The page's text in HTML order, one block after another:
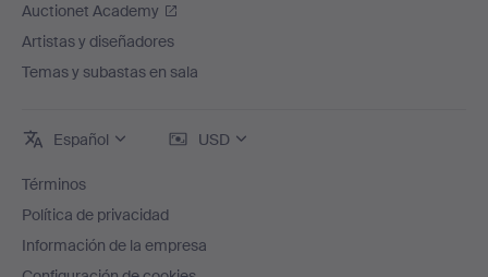
Auctionet Academy
Artistas y diseñadores
Temas y subastas en sala
Español USD
Términos
Política de privacidad
Información de la empresa